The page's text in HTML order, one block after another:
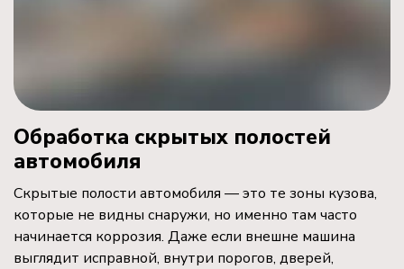
Обработка скрытых полостей
автомобиля
Скрытые полости автомобиля — это те зоны кузова,
которые не видны снаружи, но именно там часто
начинается коррозия. Даже если внешне машина
выглядит исправной, внутри порогов, дверей,